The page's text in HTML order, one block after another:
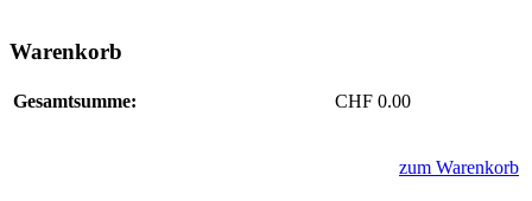
Warenkorb
Gesamtsumme: CHF 0.00
zum Warenkorb